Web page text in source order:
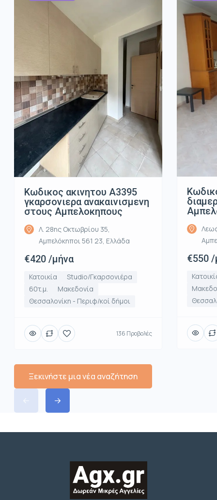
Κωδικος ακινητου Α3395
γκαρσονιερα ανακαινισμενη
στους Αμπελοκηπους
Λ. 28ης Οκτωβρίου 35,
Αμπελόκηποι 561 23, Ελλάδα
€420 /μήνα
Κατοικία
Studio/Γκαρσονιέρα
60τ.μ.
Μακεδονία
Θεσσαλονίκη - Περιφ/κοί δήμοι
136 Προβολές
€550
Ξεκινήστε μια νέα αναζήτηση